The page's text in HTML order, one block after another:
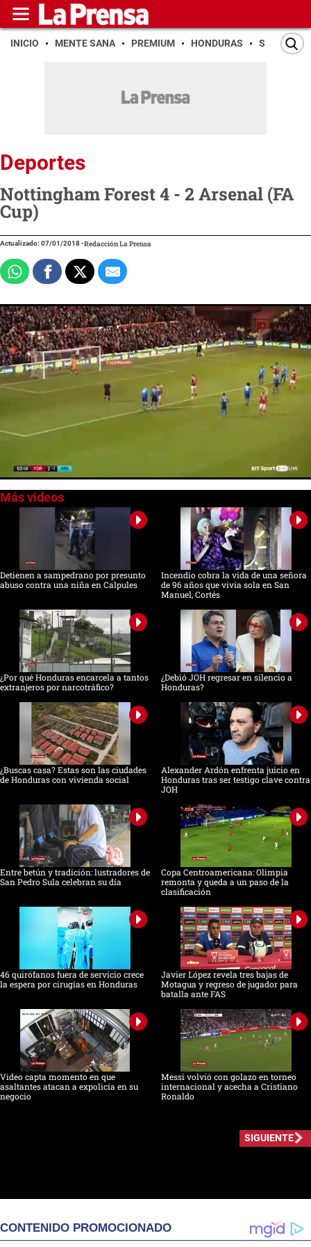
INICIO MENTE SANA PREMIUM HONDURAS SAN PEDRO
Deportes
Nottingham Forest 4 - 2 Arsenal (FA
Cup)
Actualizado: 07/01/2018-Redacción La Prensa
seconds
Detienen a sampedrano por presunto
abuso contra una niña en Calpules
Incendio cobra la vida de una señora
de 96 años que vivía sola en San
Manuel, Cortés
¿Por qué Honduras encarcela a tantos
extranjeros por narcotráfico?
¿Debió JOH regresar en silencio a
Honduras?
¿Buscas casa? Estas son las ciudades
de Honduras con vivienda social
Alexander Ardón enfrenta juicio en
Honduras tras ser testigo clave contra
JOH
Entre betún y tradición: lustradores de
San Pedro Sula celebran su día
Copa Centroamericana: Olimpia
remonta y queda a un paso de la
clasificación
46 quirófanos fuera de servicio crece
la espera por cirugías en Honduras
Javier López revela tres bajas de
Motagua y regreso de jugador para
batalla ante FAS
Video capta momento en que
asaltantes atacan a expolicía en su
negocio
Messi volvió con golazo en torneo
internacional y acecha a Cristiano
Ronaldo
SIGUIENTE
CONTENIDO PROMOCIONADO